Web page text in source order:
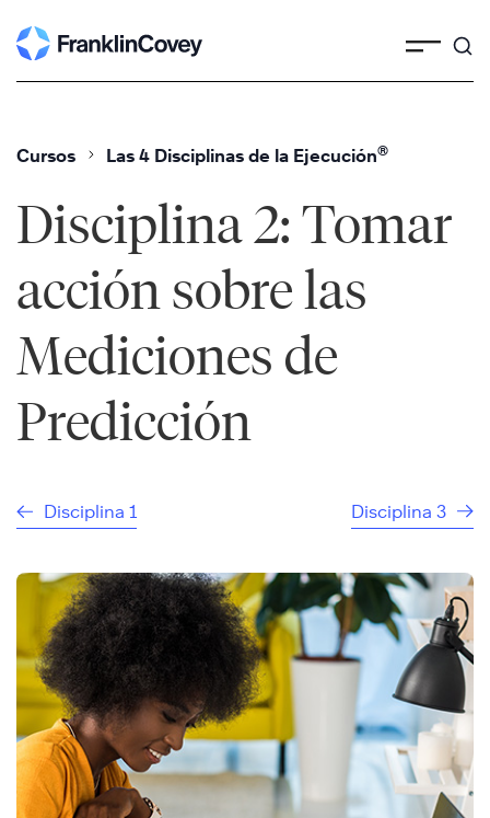
to
Cursos Las 4 Disciplinas de la Ejecución®
Disciplina 2: Tomar
acción sobre las
Mediciones de
Predicción
Disciplina 1 Disciplina 3